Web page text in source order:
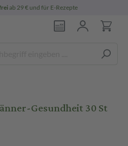
ab 29 € und für E-Rezepte
Gesundheit 30 St